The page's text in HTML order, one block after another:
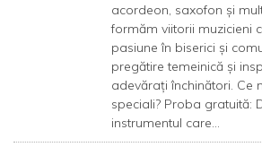
acordeon, saxofon și
formăm viitorii muzicieni
pasiune în biserici și
pregătire temeinică și
adevărați închinători. Ce
speciali? Proba gratuită:
instrumentul care...